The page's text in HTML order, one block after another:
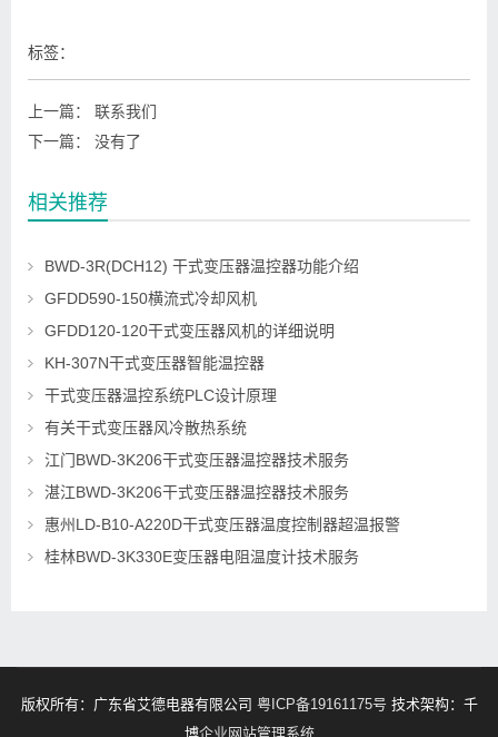
标签：
上一篇：
联系我们
下一篇：
没有了
相关推荐
BWD-3R(DCH12) 干式变压器温控器功能介绍
GFDD590-150横流式冷却风机
GFDD120-120干式变压器风机的详细说明
KH-307N干式变压器智能温控器
干式变压器温控系统PLC设计原理
有关干式变压器风冷散热系统
江门BWD-3K206干式变压器温控器技术服务
湛江BWD-3K206干式变压器温控器技术服务
惠州LD-B10-A220D干式变压器温度控制器超温报警
桂林BWD-3K330E变压器电阻温度计技术服务
版权所有：广东省艾德电器有限公司 粤ICP备19161175号 技术架构：千
博企业网站管理系统